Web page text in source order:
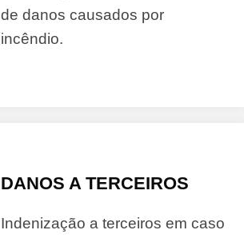
de danos causados por
incêndio.
DANOS A TERCEIROS
Indenização a terceiros em caso